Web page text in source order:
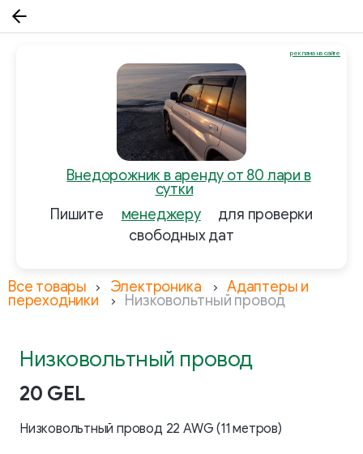
Внедорожник в аренду от 80 лари в
сутки
Пишите
менеджеру
для проверки
свободных дат
реклама на сайте
Все товары Электроника Адаптеры и
переходники Низковольтный провод
Низковольтный провод
20 GEL
Низковольтный провод 22 AWG (11 метров)